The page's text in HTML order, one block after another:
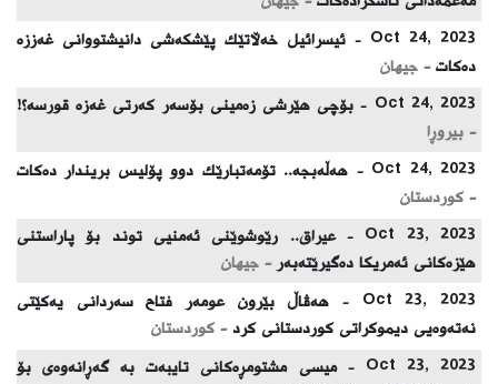
Oct 24, 2023 -
ئیسرائیل خەڵاتێك پێشكەشی دانیشتووانی غەززە
دەكات - جیهان
Oct 24, 2023 -
بۆچی هێرشی زەمینی بۆسەر کەرتی غەزە قورسە؟!
- بیروڕا
Oct 24, 2023 -
هەڵەبجە.. تۆمەتبارێك دوو پۆلیس بریندار دەكات
- كوردستان
Oct 23, 2023 -
عیراق.. رێوشوێنی ئه‌منیی توند بۆ پاراستنی
هێزه‌كانی ئه‌مریكا ده‌گیرێته‌به‌ر - جیهان
Oct 23, 2023 -
هەڤاڵ بێرون عومەر فتاح سەردانی یەکێتی
نەتەوەیی دیموکراتی کوردستانی کرد - كوردستان
Oct 23, 2023 -
میسی مشتومڕەكانی تایبەت بە گەڕانەوەی بۆ